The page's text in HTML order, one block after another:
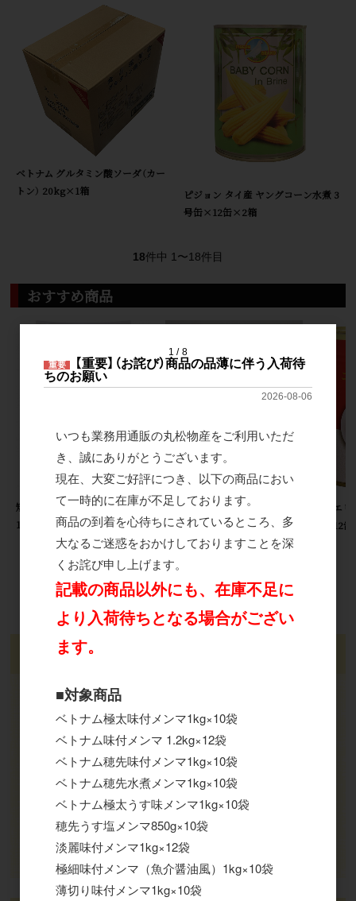
ベトナム グルタミン酸ソーダ（カー
トン） 20kg×1箱
ピジョン タイ産 ヤングコーン水煮 3
号缶×12缶×2箱
18件中 1〜18件目
おすすめ商品
短冊原袋（乾燥メンマ）6～8cm
1kg×1袋
20kg×1袋
SDFエ
缶×12
メールアドレス
パスワード
ログイン
パスワードをお忘れの方
新規会員登録
1 8
重要
【重要】（お詫び）商品の品薄に伴う入荷待
ちのお願い
2026-08-06
いつも業務用通販の丸松物産をご利用いただ
き、誠にありがとうございます。
現在、大変ご好評につき、以下の商品におい
て一時的に在庫が不足しております。
商品の到着を心待ちにされているところ、多
大なるご迷惑をおかけしておりますことを深
くお詫び申し上げます。
記載の商品以外にも、在庫不足に
より入荷待ちとなる場合がござい
ます。
■対象商品
ベトナム極太味付メンマ1kg×10袋
ベトナム味付メンマ 1.2kg×12袋
ベトナム穂先味付メンマ1kg×10袋
ベトナム穂先水煮メンマ1kg×10袋
ベトナム極太うす味メンマ1kg×10袋
穂先うす塩メンマ850g×10袋
淡麗味付メンマ1kg×12袋
極細味付メンマ（魚介醤油風）1kg×10袋
薄切り味付メンマ1kg×10袋